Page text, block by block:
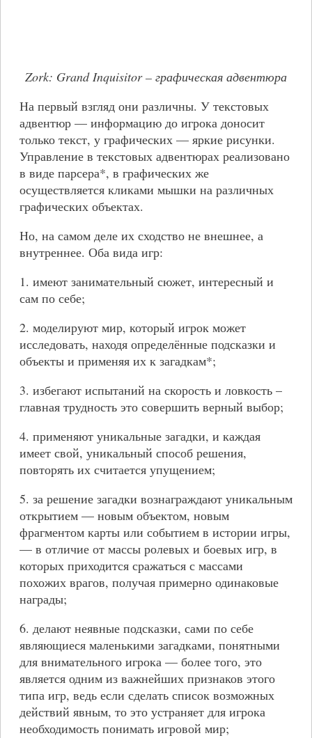
Zork: Grand Inquisitor – графическая адвентюра
На первый взгляд они различны. У текстовых
адвентюр — информацию до игрока доносит
только текст, у графических — яркие рисунки.
Управление в текстовых адвентюрах реализовано
в виде парсера*, в графических же
осуществляется кликами мышки на различных
графических объектах.
Но, на самом деле их сходство не внешнее, а
внутреннее. Оба вида игр:
1. имеют занимательный сюжет, интересный и
сам по себе;
2. моделируют мир, который игрок может
исследовать, находя определённые подсказки и
объекты и применяя их к загадкам*;
3. избегают испытаний на скорость и ловкость –
главная трудность это совершить верный выбор;
4. применяют уникальные загадки, и каждая
имеет свой, уникальный способ решения,
повторять их считается упущением;
5. за решение загадки вознаграждают уникальным
открытием — новым объектом, новым
фрагментом карты или событием в истории игры,
— в отличие от массы ролевых и боевых игр, в
которых приходится сражаться с массами
похожих врагов, получая примерно одинаковые
награды;
6. делают неявные подсказки, сами по себе
являющиеся маленькими загадками, понятными
для внимательного игрока — более того, это
является одним из важнейших признаков этого
типа игр, ведь если сделать список возможных
действий явным, то это устраняет для игрока
необходимость понимать игровой мир;